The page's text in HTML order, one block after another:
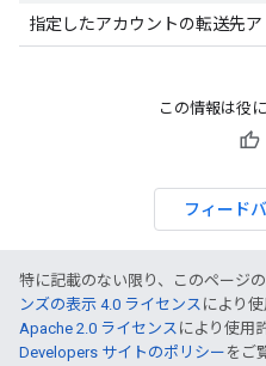
指定したアカウントの転送先ア
この情報は役
フィード
特に記載のない限り、このページ
ンズの表示 4.0 ライセンス により
Apache 2.0 ライセンス により使用
Developers サイトのポリシー をご